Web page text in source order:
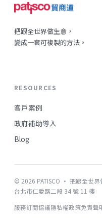
把跟全世界做生意，
變成一套可複製的方法。
RESOURCES
客戶案例
政府補助導入
Blog
© 2026 PATISCO · 把跟全世
台北市仁愛路二段 34 號 11 樓
服務訂閱協議隱私權政策免責聲